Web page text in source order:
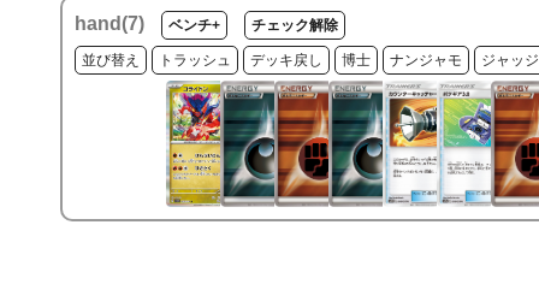
hand(7) ベンチ+ チェック解除
並び替え トラッシュ デッキ戻し 博士 ナンジャモ ジャッ